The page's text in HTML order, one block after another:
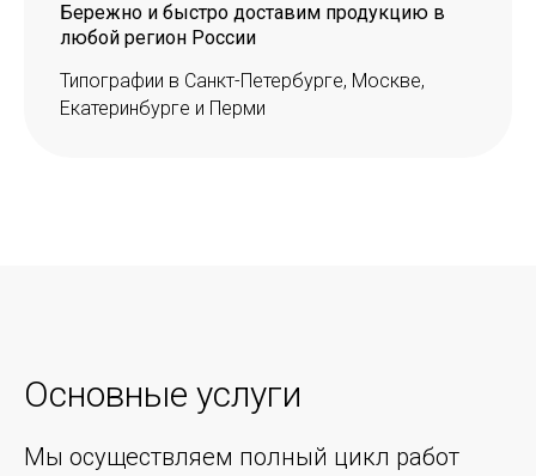
Бережно и быстро доставим продукцию в
любой регион России
Типографии в Санкт-Петербурге, Москве,
Екатеринбурге и Перми
Основные услуги
Мы осуществляем полный цикл работ